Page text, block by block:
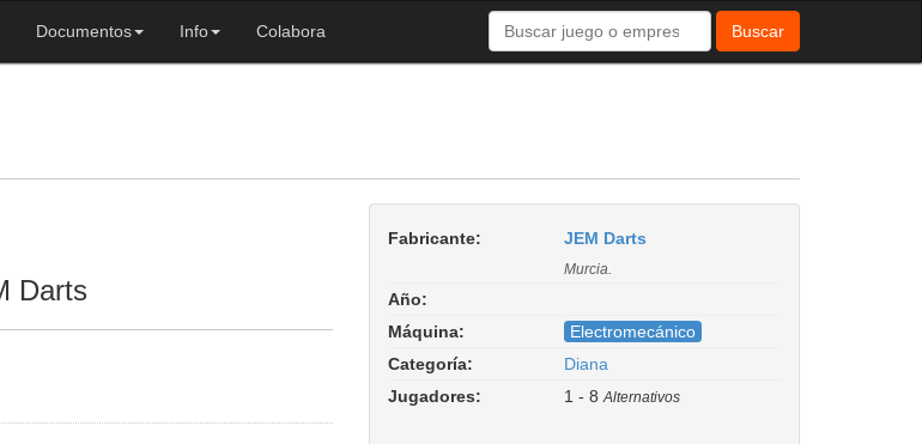
Documentos Info Colabora Buscar
Darts
Fabricante: JEM Darts
Murcia.
Año:
Máquina:
Electromecánico
Categoría:
Diana
Jugadores:
1 - 8 Alternativos